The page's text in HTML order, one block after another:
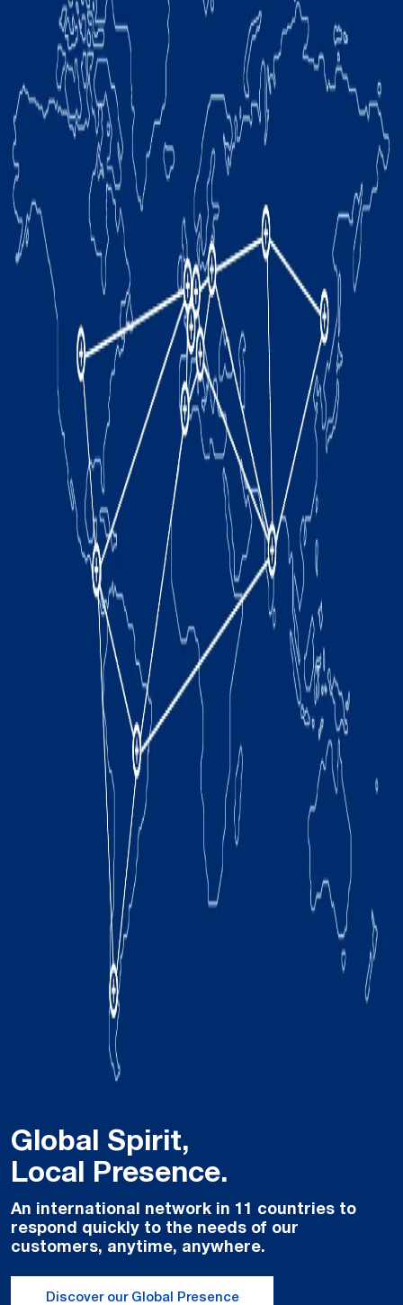
Global Spirit,
Local Presence.
An international network in 11 countries to
respond quickly to the needs of our
customers, anytime, anywhere.
Discover our Global Presence